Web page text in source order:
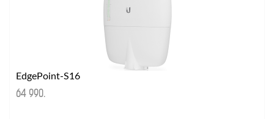
EdgePoint-S16
64 990.